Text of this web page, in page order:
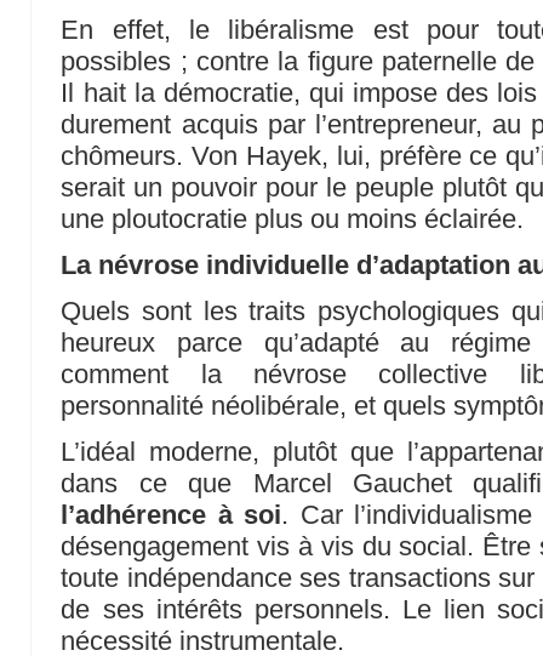
En effet, le libéralisme est pour
possibles ; contre la figure paternelle
Il hait la démocratie, qui impose des
durement acquis par l’entrepreneur, au
chômeurs. Von Hayek, lui, préfère ce
serait un pouvoir pour le peuple plutôt
une ploutocratie plus ou moins éclairée.
La névrose individuelle d’adaptation
Quels sont les traits psychologiques
heureux parce qu’adapté au
comment la névrose collective
personnalité néolibérale, et quels
L’idéal moderne, plutôt que
dans ce que Marcel Gauchet
l’adhérence à soi. Car
désengagement vis à vis du social. Être
toute indépendance ses transactions
de ses intérêts personnels. Le lien
nécessité instrumentale.